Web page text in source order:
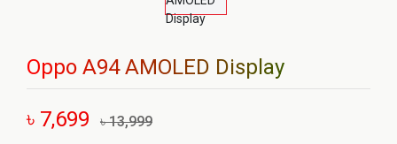
Oppo A94 AMOLED Display
৳ 7,699 ৳ 13,999